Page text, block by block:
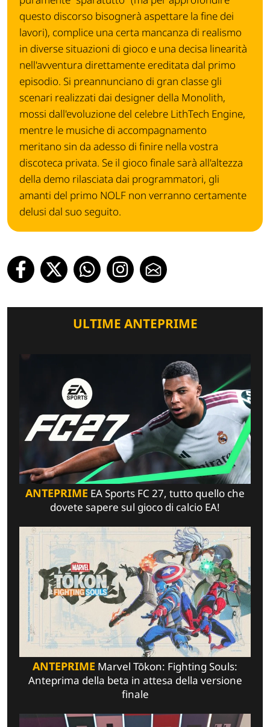
questo discorso bisognerà aspettare la fine dei
lavori), complice una certa mancanza di realismo
in diverse situazioni di gioco e una decisa linearità
nell'avventura direttamente ereditata dal primo
episodio. Si preannunciano di gran classe gli
scenari realizzati dai designer della Monolith,
mossi dall'evoluzione del celebre LithTech Engine,
mentre le musiche di accompagnamento
meritano sin da adesso di finire nella vostra
discoteca privata. Se il gioco finale sarà all'altezza
della demo rilasciata dai programmatori, gli
amanti del primo NOLF non verranno certamente
delusi dal suo seguito.
ULTIME ANTEPRIME
ANTEPRIME EA Sports FC 27, tutto quello che
dovete sapere sul gioco di calcio EA!
ANTEPRIME Marvel Tōkon: Fighting Souls:
Anteprima della beta in attesa della versione
finale